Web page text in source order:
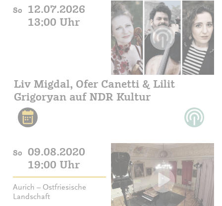
So
12.07.2026
13:00 Uhr
Liv Migdal, Ofer Canetti & Lilit
Grigoryan auf NDR Kultur
So
09.08.2020
19:00 Uhr
Aurich – Ostfriesische
Landschaft